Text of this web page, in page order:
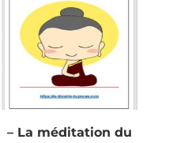
– La méditation du